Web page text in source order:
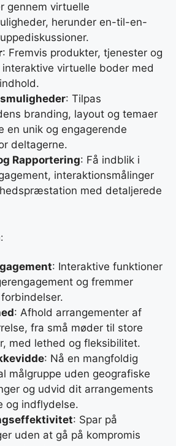
gennem virtuelle
herunder en-til-en-
: Fremvis produkter, tjenester og
interaktive virtuelle boder med
: Tilpas
branding, layout og temaer
en unik og engagerende
deltagerne.
Rapportering: Få indblik i
interaktionsmålinger
med detaljerede
:
: Interaktive funktioner
og fremmer
: Afhold arrangementer af
fra små møder til store
med lethed og fleksibilitet.
: Nå en mangfoldig
målgruppe uden geografiske
og udvid dit arrangements
og indflydelse.
: Spar på
uden at gå på kompromis